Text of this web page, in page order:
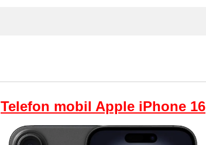
Telefon mobil Apple iPhone 16